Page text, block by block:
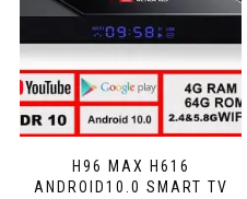
H96 MAX H616
ANDROID10.0 SMART TV